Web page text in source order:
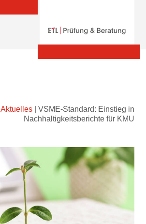
Aktuelles
VSME-Standard: Einstieg in
Nachhaltigkeitsberichte für KMU